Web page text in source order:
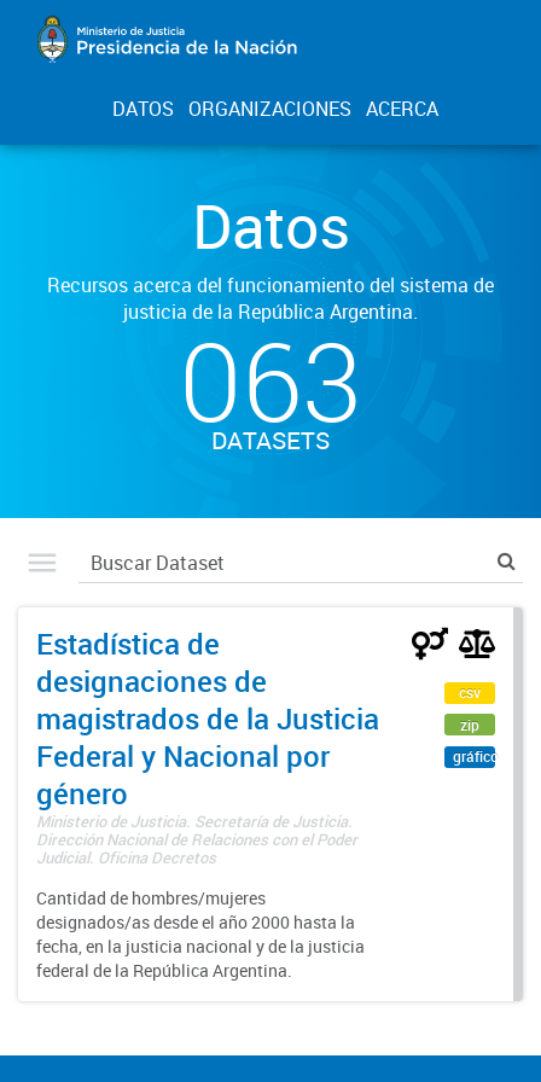
DATOS ORGANIZACIONES ACERCA
Datos
Recursos acerca del funcionamiento del sistema de
justicia de la República Argentina.
063
DATASETS
Estadística de
designaciones de
magistrados de la Justicia
Federal y Nacional por
género
Ministerio de Justicia. Secretaría de Justicia.
Dirección Nacional de Relaciones con el Poder
Judicial. Oficina Decretos
Cantidad de hombres/mujeres
designados/as desde el año 2000 hasta la
fecha, en la justicia nacional y de la justicia
federal de la República Argentina.
csv
zip
gráfico